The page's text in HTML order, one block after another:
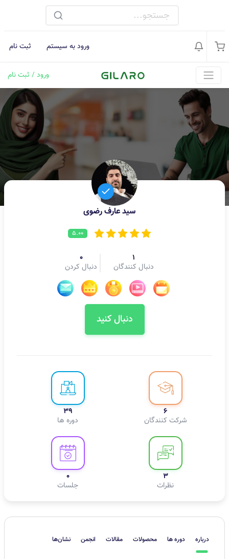
ورود به سیستم ثبت نام
ورود / ثبت نام
سید عارف رضوی
5.00
1
دنبال کنندگان
0
دنبال کردن
دنبال کنید
6
شرکت کنندگان
39
دوره ها
3
نظرات
0
جلسات
درباره دوره ها محصولات مقالات انجمن نشان‌ها